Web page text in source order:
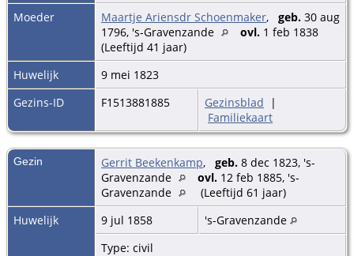
Moeder
Maartje Ariensdr Schoenmaker, geb. 30 aug
1796, 's-Gravenzande
ovl. 1 feb 1838
(Leeftijd 41 jaar)
Huwelijk
9 mei 1823
Gezins-ID
F1513881885 Gezinsblad |
Familiekaart
Gezin Gerrit Beekenkamp, geb. 8 dec 1823, 's-
Gravenzande
ovl. 12 feb 1885, 's-
Gravenzande
(Leeftijd 61 jaar)
Huwelijk
9 jul 1858
's-Gravenzande
Type: civil